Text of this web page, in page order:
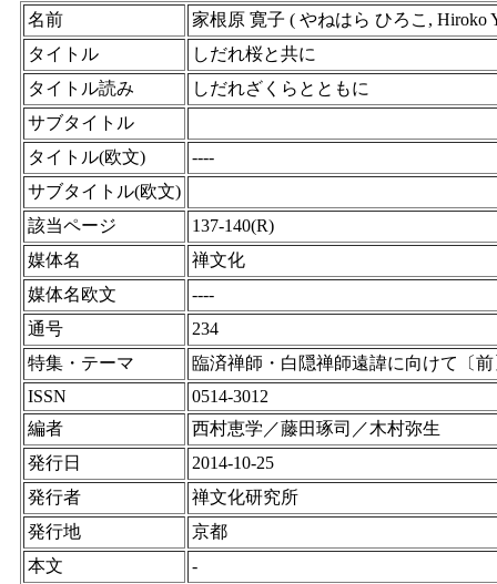
名前
家根原 寛子 ( やねはら ひろこ, Hiroko
タイトル
しだれ桜と共に
タイトル読み
しだれざくらとともに
サブタイトル
タイトル(欧文)
----
サブタイトル(欧文)
該当ページ
137-140(R)
媒体名
禅文化
媒体名欧文
----
通号
234
特集・テーマ
臨済禅師・白隠禅師遠諱に向けて〔前
ISSN
0514-3012
編者
西村恵学／藤田琢司／木村弥生
発行日
2014-10-25
発行者
禅文化研究所
発行地
京都
本文
-